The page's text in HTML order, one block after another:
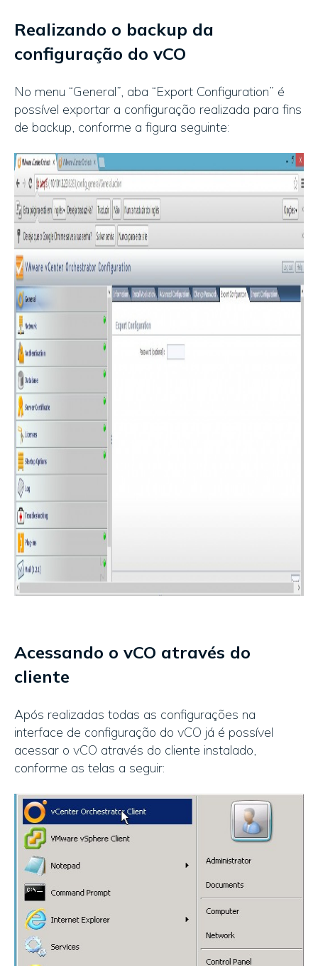
Realizando o backup da
configuração do vCO
No menu “General”, aba “Export Configuration” é
possível exportar a configuração realizada para fins
de backup, conforme a figura seguinte:
Acessando o vCO através do
cliente
Após realizadas todas as configurações na
interface de configuração do vCO já é possível
acessar o vCO através do cliente instalado,
conforme as telas a seguir: